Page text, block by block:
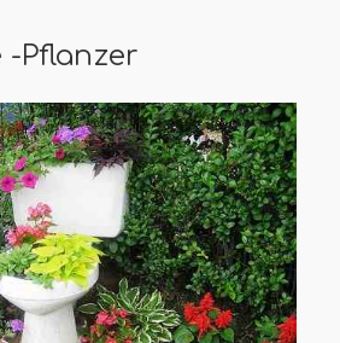
-Pflanzer